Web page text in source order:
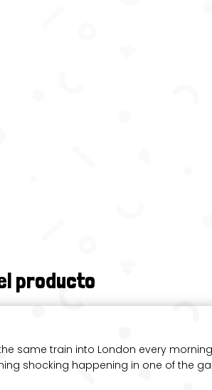
producto
same train into London every
shocking happening in one of the